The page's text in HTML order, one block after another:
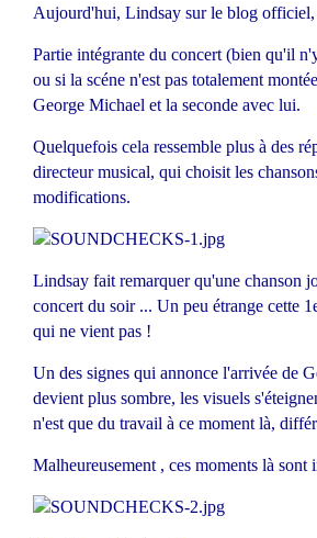
Aujourd'hui, Lindsay sur le blog officiel,
Partie intégrante du concert (bien qu'il
ou si la scéne n'est pas totalement
George Michael et la seconde avec lui.
Quelquefois cela ressemble plus à des
directeur musical, qui choisit les
modifications.
Lindsay fait remarquer qu'une chanson
concert du soir ... Un peu étrange cette
qui ne vient pas !
Un des signes qui annonce l'arrivée de
devient plus sombre, les visuels
n'est que du travail à ce moment là,
Malheureusement , ces moments là sont